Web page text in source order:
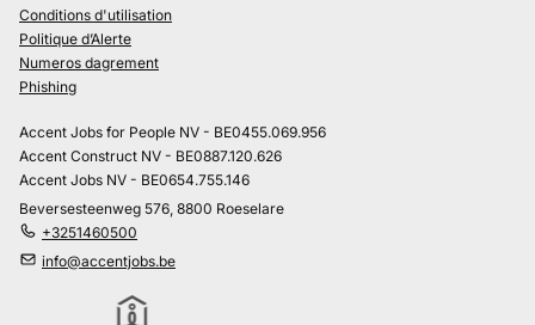
Conditions d'utilisation
Politique d’Alerte
Numeros dagrement
Phishing
Accent Jobs for People NV - BE0455.069.956
Accent Construct NV - BE0887.120.626
Accent Jobs NV - BE0654.755.146
Beversesteenweg 576, 8800 Roeselare
+3251460500
info@accentjobs.be